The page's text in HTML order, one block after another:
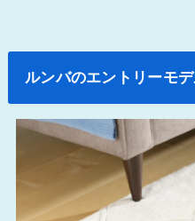
ルンバのエントリーモ